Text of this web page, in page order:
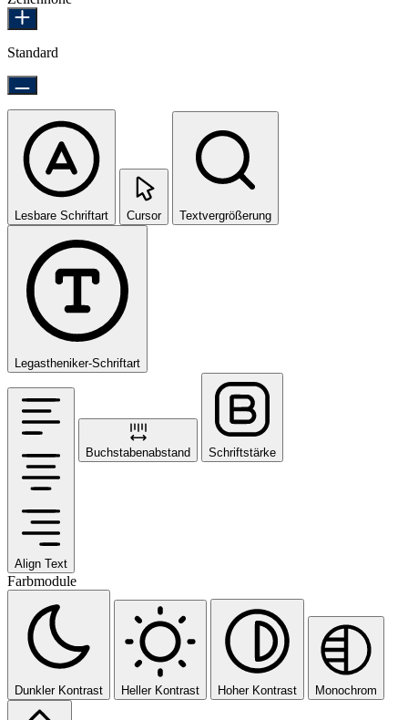
Standard
Lesbare Schriftart Cursor Textvergrößerung
Legastheniker-Schriftart
Align Text
Buchstabenabstand Schriftstärke
Farbmodule
Dunkler Kontrast Heller Kontrast Hoher Kontrast Monochrom